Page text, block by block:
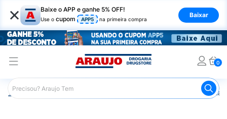
× Baixe o APP e ganhe 5% OFF!
Use o cupom APP5 na primeira compra
Baixar
0
Araujo Beleza e Cuidados